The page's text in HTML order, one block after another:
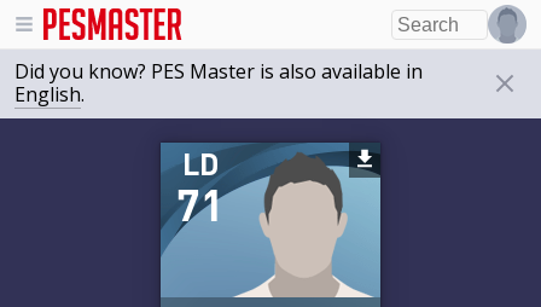
Did you know? PES Master is also available in
English.
71
LD